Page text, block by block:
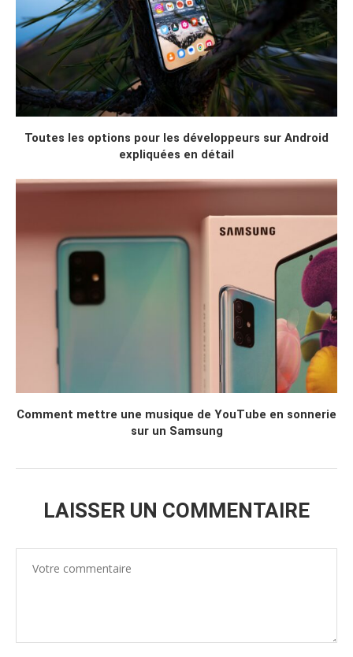
Toutes les options pour les développeurs sur Android
expliquées en détail
Comment mettre une musique de YouTube en sonnerie
sur un Samsung
LAISSER UN COMMENTAIRE